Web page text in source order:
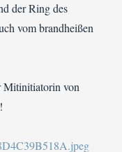
der Ring des
vom brandheißen
Mitinitiatorin von